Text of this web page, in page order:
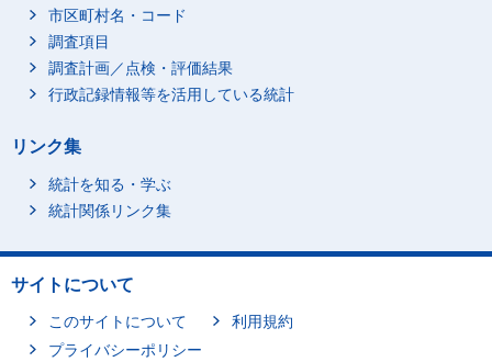
市区町村名・コード
調査項目
調査計画／点検・評価結果
行政記録情報等を活用している統計
リンク集
統計を知る・学ぶ
統計関係リンク集
サイトについて
このサイトについて
利用規約
プライバシーポリシー